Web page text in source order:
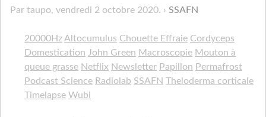
Par taupo, vendredi 2 octobre 2020. SSAFN
20000Hz Altocumulus Chouette Effraie Cordyceps
Domestication John Green Macroscopie Mouton à
queue grasse Netflix Newsletter Papillon Permafrost
Podcast Science Radiolab SSAFN Theloderma corticale
Timelapse Wubi